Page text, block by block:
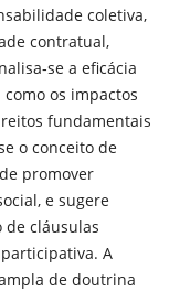
coletiva,
contratual,
a eficácia
os impactos
fundamentais
o conceito de
promover
e sugere
cláusulas
A
de doutrina